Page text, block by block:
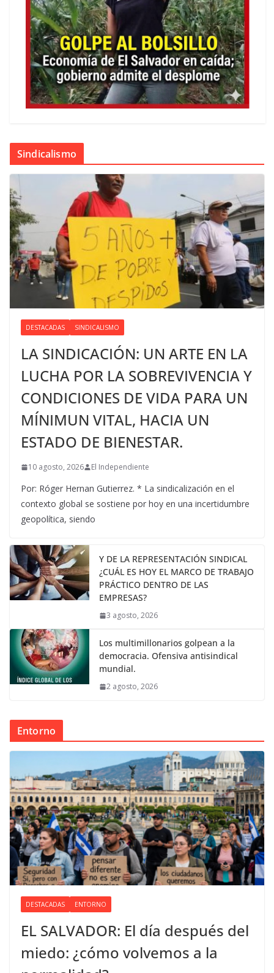
Sindicalismo
DESTACADAS SINDICALISMO
LA SINDICACIÓN: UN ARTE EN LA
LUCHA POR LA SOBREVIVENCIA Y
CONDICIONES DE VIDA PARA UN
MÍNIMUN VITAL, HACIA UN
ESTADO DE BIENESTAR.
10 agosto, 2026 El Independiente
Por: Róger Hernan Gutierrez. * La sindicalización en el
contexto global se sostiene por hoy en una incertidumbre
geopolítica, siendo
Y DE LA REPRESENTACIÓN SINDICAL
¿CUÁL ES HOY EL MARCO DE TRABAJO
PRÁCTICO DENTRO DE LAS
EMPRESAS?
3 agosto, 2026
Los multimillonarios golpean a la
democracia. Ofensiva antisindical
mundial.
2 agosto, 2026
Entorno
DESTACADAS ENTORNO
EL SALVADOR: El día después del
miedo: ¿cómo volvemos a la